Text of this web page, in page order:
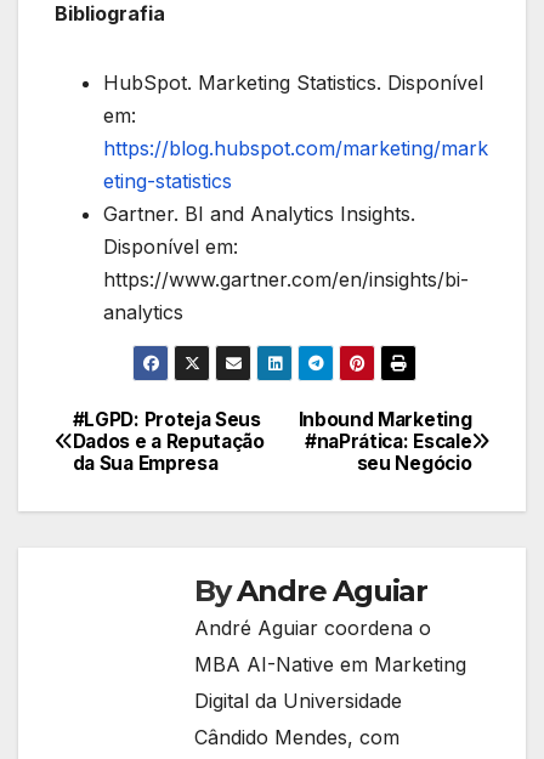
Bibliografia
HubSpot. Marketing Statistics. Disponível
em:
https://blog.hubspot.com/marketing/mark
eting-statistics
Gartner. BI and Analytics Insights.
Disponível em:
https://www.gartner.com/en/insights/bi-
analytics
Navegação
de
Inbound Marketing
#naPrática: Escale
seu Negócio
#LGPD: Proteja Seus
Dados e a Reputação
da Sua Empresa
ByAndre Aguiar
André Aguiar coordena o
MBA AI-Native em Marketing
Digital da Universidade
Cândido Mendes, com